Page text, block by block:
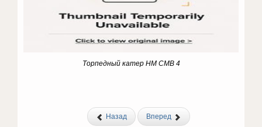
Торпедный катер HM CMB 4
Назад Вперед